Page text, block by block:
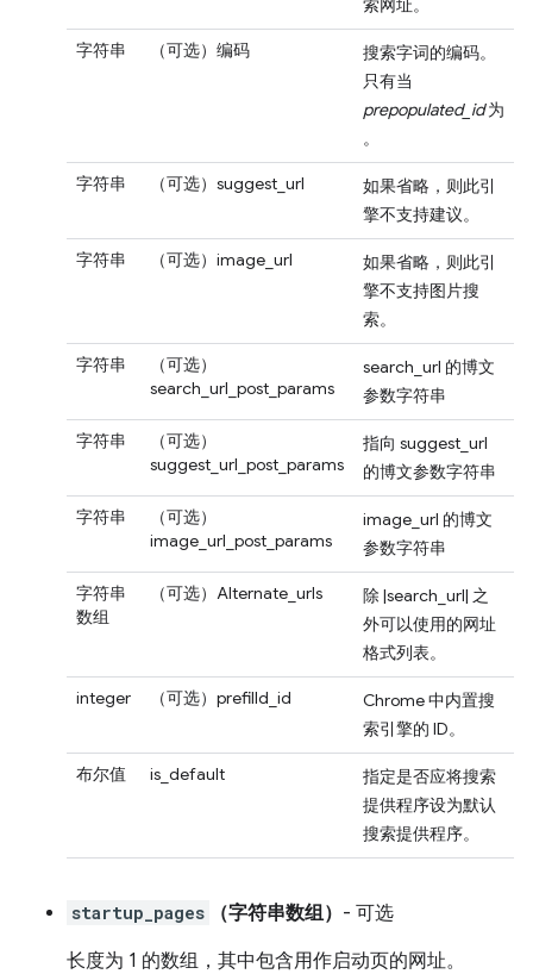
索网址。
字符串 （可选）编码
搜索字词的编码。
只有当
prepopulated_id为
。
字符串 （可选）suggest_url
如果省略，则此引
擎不支持建议。
字符串 （可选） image_url
如果省略，则此引
擎不支持图片搜
索。
字符串
（可选）
search_url_post_params
search_url 的博文
参数字符串
字符串
（可选）
suggest_url_post_params
指向 suggest_url
的博文参数字符串
字符串
（可选）
image_url_post_params
image_url 的博文
参数字符串
字符串
数组
（可选）Alternate_urls
除 |search_url| 之
外可以使用的网址
格式列表。
integer （可选）prefilld_id
Chrome 中内置搜
索引擎的 ID。
布尔值 is_default
指定是否应将搜索
提供程序设为默认
搜索提供程序。
startup_pages （字符串数组） - 可选
长度为 1 的数组，其中包含用作启动页的网址。